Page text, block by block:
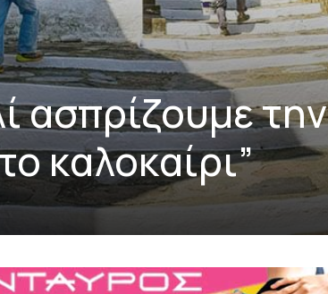
ασπρίζουμε την
καλοκαίρι”